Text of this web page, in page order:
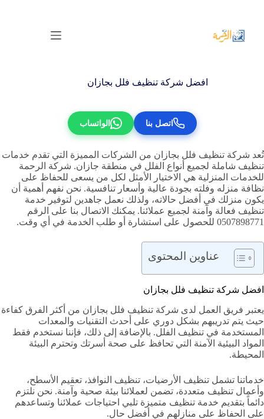
المحتوى
افضل شركة تنظيف فلل بجازان
اتصل بنا الواتساب
تُعد شركة تنظيف فلل بجازان من الشركات المميزة التي تقدم خدمات
تنظيف شاملة لجميع أنواع الفلل في منطقة جازان. شركة الرحمة
للخدمات المنزلية هي الاختيار الأمثل لكل من يسعى للحفاظ على
نظافة منزله وفلته بجودة عالية وأسعار تنافسية. نحن نفهم أهمية أن
يكون منزلك في أفضل حالاته، ولذلك نعمل جاهدين لتوفير خدمة
تنظيف فعالة وآمنة لجميع عملائنا. يمكنك الاتصال بنا على الرقم
0507898771 للحصول على استشارة أو طلب الخدمة في أي وقت.
عناوين المحتوى
افضل شركة تنظيف فلل بجازان
يعتبر فريق العمل لدى شركة تنظيف فلل بجازان من أكثر الفرق كفاءة
حيث يتم تدريبهم بشكل دوري على أحدث التقنيات والمعدات
المستخدمة في تنظيف الفلل. بالإضافة إلى ذلك، فإننا نستخدم فقط
المواد البيئية الآمنة التي تحافظ على صحة أسرتك وتحترم البيئة
المحيطة.
خدماتنا تشمل تنظيف الأرضيات، تنظيف النوافذ، تعقيم الأسطح،
وأعمال تنظيف متعددة، تضمن لعملائنا بيئة صحية وآمنة. نحن نلتزم
دائماً بتقديم خدمة تنظيف متميزة تلبي احتياجات عملائنا وتساعدهم
على الحفاظ على منازلهم في أفضل حال.